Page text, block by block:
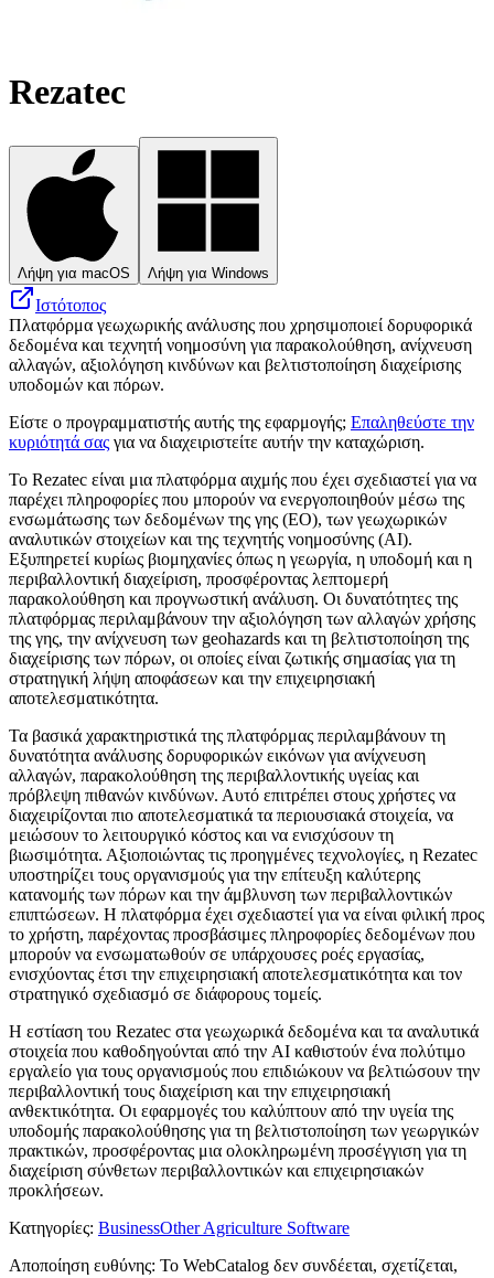
Rezatec
Λήψη για macOS Λήψη για Windows
Ιστότοπος
Πλατφόρμα γεωχωρικής ανάλυσης που χρησιμοποιεί δορυφορικά
δεδομένα και τεχνητή νοημοσύνη για παρακολούθηση, ανίχνευση
αλλαγών, αξιολόγηση κινδύνων και βελτιστοποίηση διαχείρισης
υποδομών και πόρων.
Είστε ο προγραμματιστής αυτής της εφαρμογής; Επαληθεύστε την
κυριότητά σας για να διαχειριστείτε αυτήν την καταχώριση.
Το Rezatec είναι μια πλατφόρμα αιχμής που έχει σχεδιαστεί για να
παρέχει πληροφορίες που μπορούν να ενεργοποιηθούν μέσω της
ενσωμάτωσης των δεδομένων της γης (EO), των γεωχωρικών
αναλυτικών στοιχείων και της τεχνητής νοημοσύνης (AI).
Εξυπηρετεί κυρίως βιομηχανίες όπως η γεωργία, η υποδομή και η
περιβαλλοντική διαχείριση, προσφέροντας λεπτομερή
παρακολούθηση και προγνωστική ανάλυση. Οι δυνατότητες της
πλατφόρμας περιλαμβάνουν την αξιολόγηση των αλλαγών χρήσης
της γης, την ανίχνευση των geohazards και τη βελτιστοποίηση της
διαχείρισης των πόρων, οι οποίες είναι ζωτικής σημασίας για τη
στρατηγική λήψη αποφάσεων και την επιχειρησιακή
αποτελεσματικότητα.
Τα βασικά χαρακτηριστικά της πλατφόρμας περιλαμβάνουν τη
δυνατότητα ανάλυσης δορυφορικών εικόνων για ανίχνευση
αλλαγών, παρακολούθηση της περιβαλλοντικής υγείας και
πρόβλεψη πιθανών κινδύνων. Αυτό επιτρέπει στους χρήστες να
διαχειρίζονται πιο αποτελεσματικά τα περιουσιακά στοιχεία, να
μειώσουν το λειτουργικό κόστος και να ενισχύσουν τη
βιωσιμότητα. Αξιοποιώντας τις προηγμένες τεχνολογίες, η Rezatec
υποστηρίζει τους οργανισμούς για την επίτευξη καλύτερης
κατανομής των πόρων και την άμβλυνση των περιβαλλοντικών
επιπτώσεων. Η πλατφόρμα έχει σχεδιαστεί για να είναι φιλική προς
το χρήστη, παρέχοντας προσβάσιμες πληροφορίες δεδομένων που
μπορούν να ενσωματωθούν σε υπάρχουσες ροές εργασίας,
ενισχύοντας έτσι την επιχειρησιακή αποτελεσματικότητα και τον
στρατηγικό σχεδιασμό σε διάφορους τομείς.
Η εστίαση του Rezatec στα γεωχωρικά δεδομένα και τα αναλυτικά
στοιχεία που καθοδηγούνται από την AI καθιστούν ένα πολύτιμο
εργαλείο για τους οργανισμούς που επιδιώκουν να βελτιώσουν την
περιβαλλοντική τους διαχείριση και την επιχειρησιακή
ανθεκτικότητα. Οι εφαρμογές του καλύπτουν από την υγεία της
υποδομής παρακολούθησης για τη βελτιστοποίηση των γεωργικών
πρακτικών, προσφέροντας μια ολοκληρωμένη προσέγγιση για τη
διαχείριση σύνθετων περιβαλλοντικών και επιχειρησιακών
προκλήσεων.
Κατηγορίες: BusinessOther Agriculture Software
Αποποίηση ευθύνης: Το WebCatalog δεν συνδέεται, σχετίζεται,